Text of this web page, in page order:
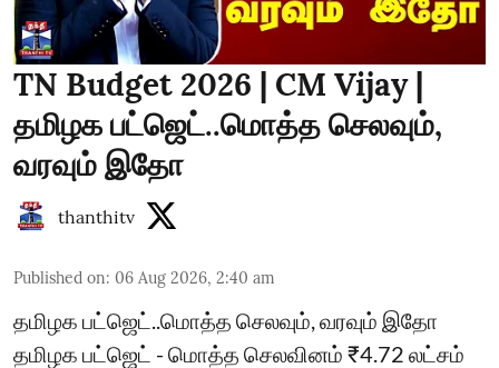
TN Budget 2026 | CM Vijay |
தமிழக பட்ஜெட்..மொத்த செலவும்,
வரவும் இதோ
thanthitv
Published on: 06 Aug 2026, 2:40 am
தமிழக பட்ஜெட்..மொத்த செலவும், வரவும் இதோ
தமிழக பட்ஜெட் - மொத்த செலவினம் ₹4.72 லட்சம்